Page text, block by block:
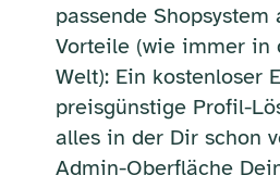
passende Shopsystem
Vorteile (wie immer in
Welt): Ein kostenloser
preisgünstige Profil-
alles in der Dir schon
Admin-Oberfläche